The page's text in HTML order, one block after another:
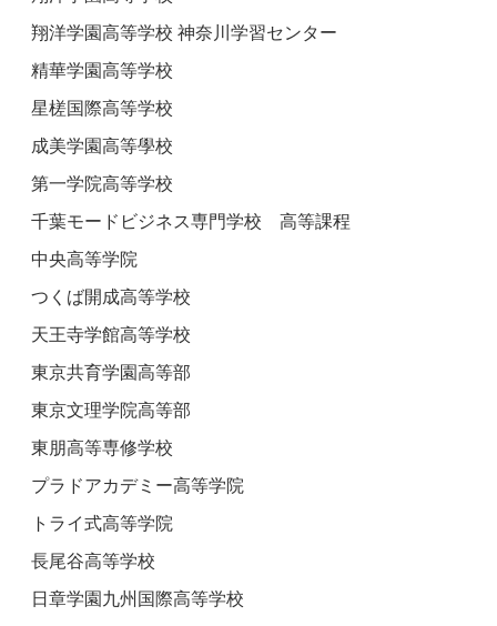
翔洋学園高等学校 神奈川学習センター
精華学園高等学校
星槎国際高等学校
成美学園高等學校
第一学院高等学校
千葉モードビジネス専門学校 高等課程
中央高等学院
つくば開成高等学校
天王寺学館高等学校
東京共育学園高等部
東京文理学院高等部
東朋高等専修学校
プラドアカデミー高等学院
トライ式高等学院
長尾谷高等学校
日章学園九州国際高等学校